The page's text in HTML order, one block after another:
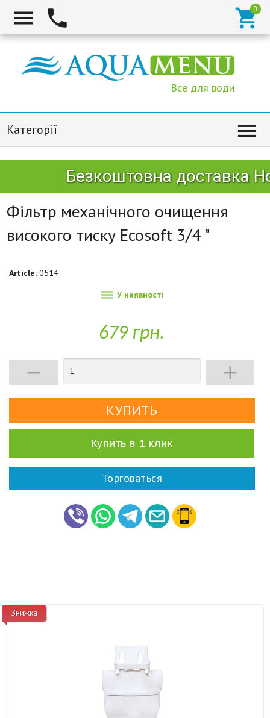
  
Все для води
Категорії 
Безкоштовна доставка
Фільтр механічного очищення
високого тиску Ecosoft 3/4 "
Article: 0514
 У наявності
679 грн.
 
Купить в 1 клик
Торговаться
Знижка